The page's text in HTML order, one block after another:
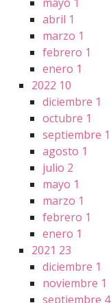
abril 1
marzo 1
febrero 1
enero 1
2022 10
diciembre 1
octubre 1
septiembre 1
agosto 1
julio 2
mayo 1
marzo 1
febrero 1
enero 1
2021 23
diciembre 1
noviembre 1
septiembre 4